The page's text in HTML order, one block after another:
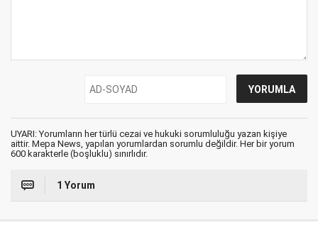
UYARI: Yorumların her türlü cezai ve hukuki sorumluluğu yazan kişiye
aittir. Mepa News, yapılan yorumlardan sorumlu değildir. Her bir yorum
600 karakterle (boşluklu) sınırlıdır.
1 Yorum